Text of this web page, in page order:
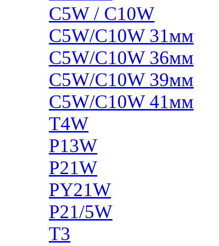
C5W / C10W
C5W/C10W 31мм
C5W/C10W 36мм
C5W/C10W 39мм
C5W/C10W 41мм
T4W
P13W
P21W
PY21W
P21/5W
T3